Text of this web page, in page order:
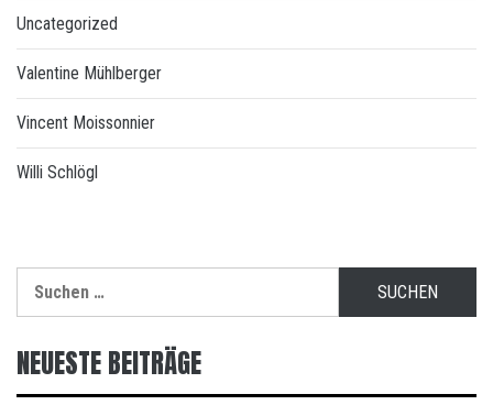
Uncategorized
Valentine Mühlberger
Vincent Moissonnier
Willi Schlögl
nach:
NEUESTE BEITRÄGE